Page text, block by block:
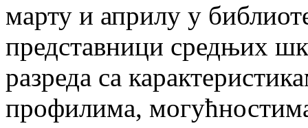
марту и априлу у
представници средњих
разреда са
профилима,